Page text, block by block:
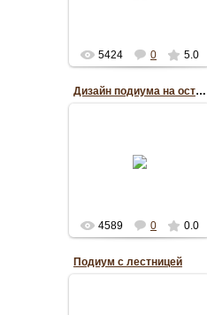
5424 0 5.0
Дизайн подиума на островной кухне
4589 0 0.0
Подиум с лестницей